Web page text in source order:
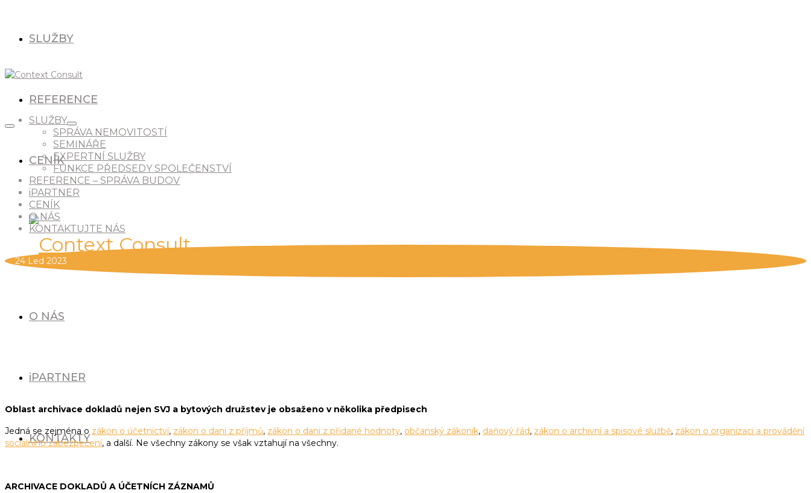
SLUŽBY
REFERENCE
CENÍK
O NÁS
iPARTNER
KONTAKTY
SLUŽBY
SPRÁVA NEMOVITOSTÍ
SEMINÁŘE
EXPERTNÍ SLUŽBY
FUNKCE PŘEDSEDY SPOLEČENSTVÍ
REFERENCE – SPRÁVA BUDOV
iPARTNER
CENÍK
O NÁS
KONTAKTUJTE NÁS
24Led 2023
Oblast archivace dokladů nejen SVJ a bytových družstev je obsaženo v několika předpisech
Jedná se zejména o zákon o účetnictví, zákon o dani z příjmů, zákon o dani z přidané hodnoty, občanský zákoník, daňový řád, zákon o archivní a spisové službě, zákon o organizaci a provádění
sociálního zabezpečení, a další. Ne všechny zákony se však vztahují na všechny.
ARCHIVACE DOKLADŮ A ÚČETNÍCH ZÁZNAMŮ